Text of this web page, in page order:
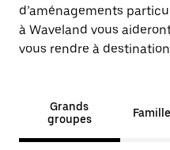
d’aménagements
à Waveland vous
vous rendre à
Grands
groupes